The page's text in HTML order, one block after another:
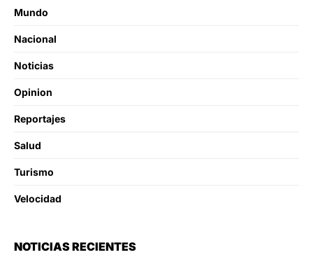
Mundo
Nacional
Noticias
Opinion
Reportajes
Salud
Turismo
Velocidad
NOTICIAS RECIENTES